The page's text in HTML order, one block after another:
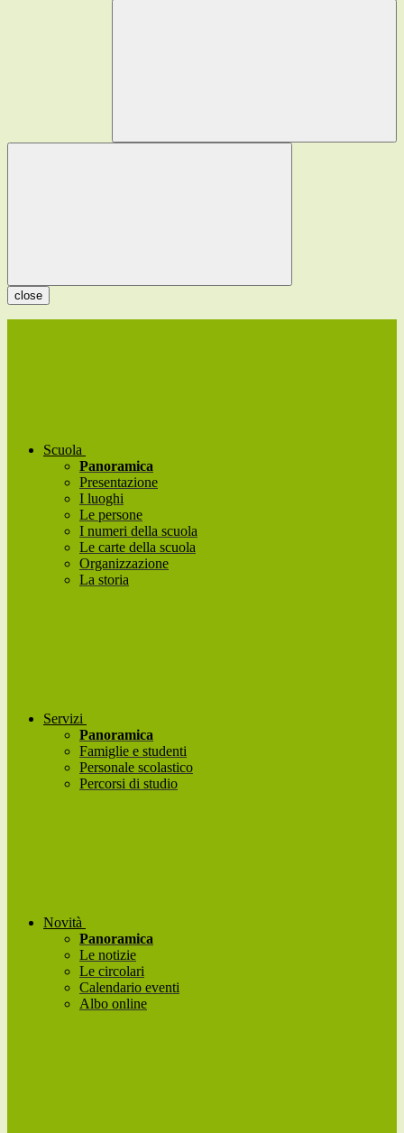
close
Scuola
Panoramica
Presentazione
I luoghi
Le persone
I numeri della scuola
Le carte della scuola
Organizzazione
La storia
Servizi
Panoramica
Famiglie e studenti
Personale scolastico
Percorsi di studio
Novità
Panoramica
Le notizie
Le circolari
Calendario eventi
Albo online